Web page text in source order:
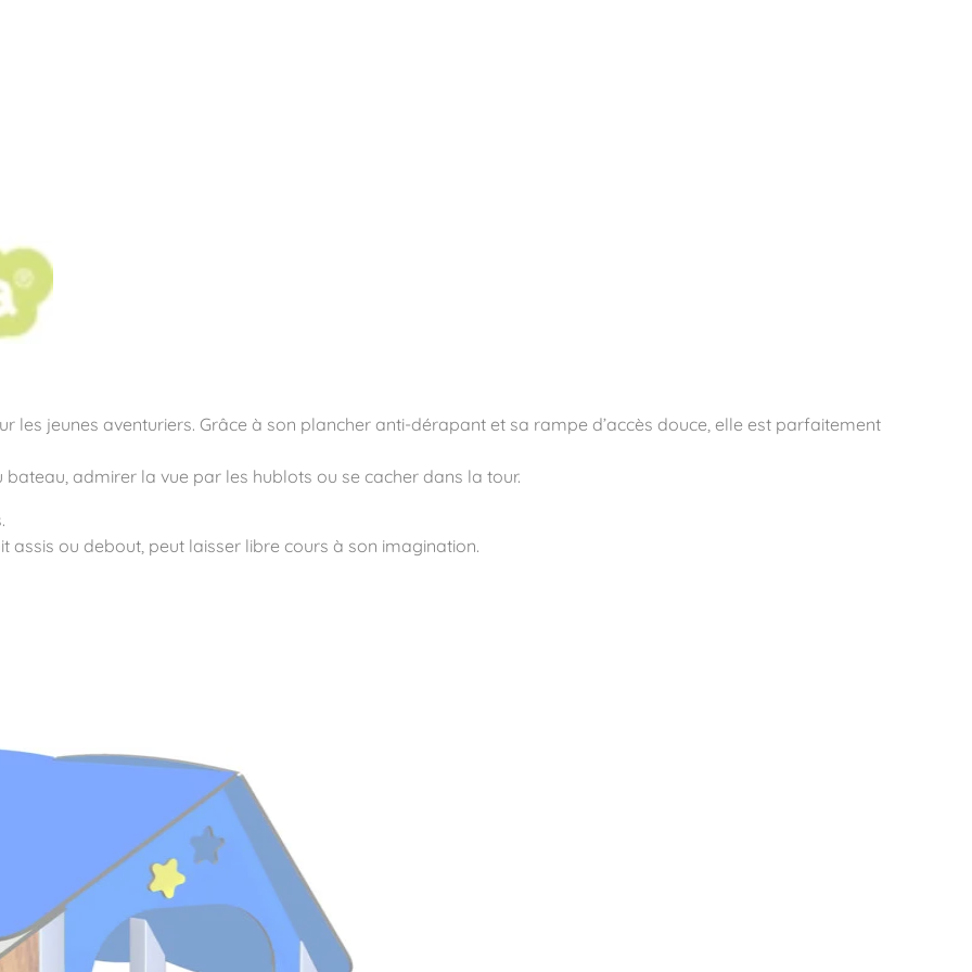
sportifs
les jeunes aventuriers. Grâce à son plancher anti-dérapant et sa rampe d’accès douce, elle est parfaitement
admirer la vue par les hublots ou se cacher dans la tour.
assis ou debout, peut laisser libre cours à son imagination.